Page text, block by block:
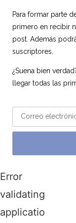
Para formar parte
primero en recibir
post. Además
suscriptores.
¿Suena bien
llegar todas las
Error
validating
application